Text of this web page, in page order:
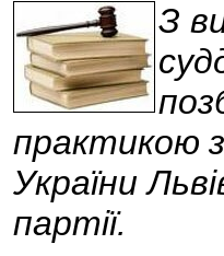
З
практикою
України
партії.